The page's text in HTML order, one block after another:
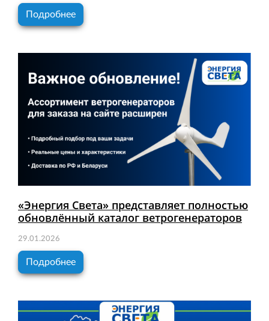
Подробнее
«Энергия Света» представляет полностью
обновлённый каталог ветрогенераторов
29.01.2026
Подробнее